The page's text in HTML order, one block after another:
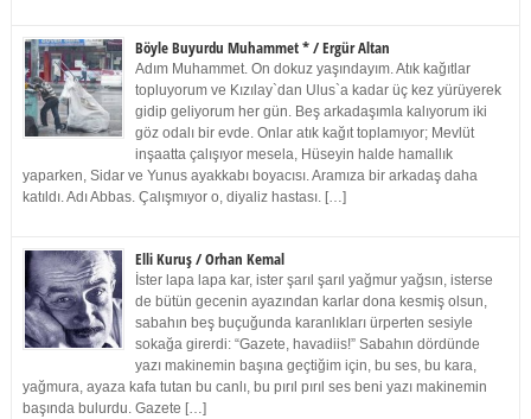
Böyle Buyurdu Muhammet * / Ergür Altan
Adım Muhammet. On dokuz yaşındayım. Atık kağıtlar
topluyorum ve Kızılay`dan Ulus`a kadar üç kez yürüyerek
gidip geliyorum her gün. Beş arkadaşımla kalıyorum iki
göz odalı bir evde. Onlar atık kağıt toplamıyor; Mevlüt
inşaatta çalışıyor mesela, Hüseyin halde hamallık
yaparken, Sidar ve Yunus ayakkabı boyacısı. Aramıza bir arkadaş daha
katıldı. Adı Abbas. Çalışmıyor o, diyaliz hastası. […]
Elli Kuruş / Orhan Kemal
İster lapa lapa kar, ister şarıl şarıl yağmur yağsın, isterse
de bütün gecenin ayazından karlar dona kesmiş olsun,
sabahın beş buçuğunda karanlıkları ürperten sesiyle
sokağa girerdi: “Gazete, havadiis!” Sabahın dördünde
yazı makinemin başına geçtiğim için, bu ses, bu kara,
yağmura, ayaza kafa tutan bu canlı, bu pırıl pırıl ses beni yazı makinemin
başında bulurdu. Gazete […]